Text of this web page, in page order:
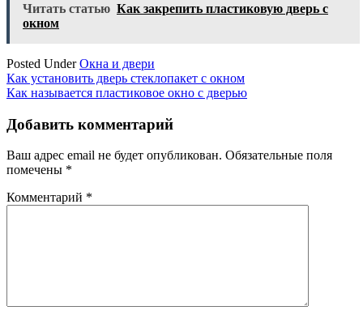
Читать статью Как закрепить пластиковую дверь с
окном
Posted UnderОкна и двери
Навигация
по
записям
Как установить дверь стеклопакет с окном
Как называется пластиковое окно с дверью
Добавить комментарий
Ваш адрес email не будет опубликован. Обязательные поля
помечены *
Комментарий *